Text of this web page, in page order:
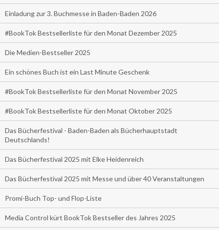
Einladung zur 3. Buchmesse in Baden-Baden 2026
#BookTok Bestsellerliste für den Monat Dezember 2025
Die Medien-Bestseller 2025
Ein schönes Buch ist ein Last Minute Geschenk
#BookTok Bestsellerliste für den Monat November 2025
#BookTok Bestsellerliste für den Monat Oktober 2025
Das Bücherfestival - Baden-Baden als Bücherhauptstadt
Deutschlands!
Das Bücherfestival 2025 mit Elke Heidenreich
Das Bücherfestival 2025 mit Messe und über 40 Veranstaltungen
Promi-Buch Top- und Flop-Liste
Media Control kürt BookTok Bestseller des Jahres 2025